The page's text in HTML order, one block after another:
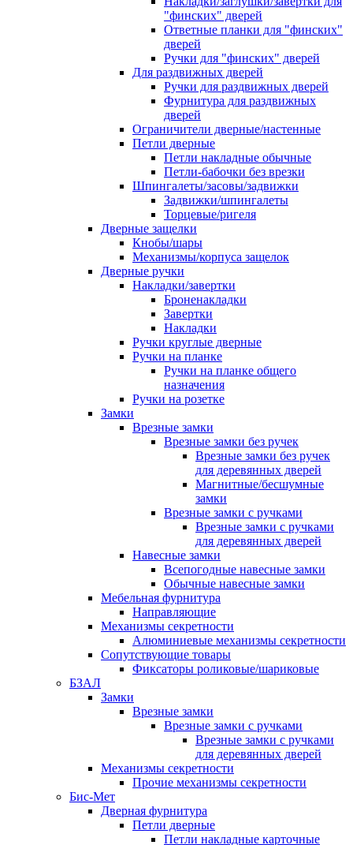
"финских" дверей
Ответные планки для "финских"
дверей
Ручки для "финских" дверей
Для раздвижных дверей
Ручки для раздвижных дверей
Фурнитура для раздвижных
дверей
Ограничители дверные/настенные
Петли дверные
Петли накладные обычные
Петли-бабочки без врезки
Шпингалеты/засовы/задвижки
Задвижки/шпингалеты
Торцевые/ригеля
Дверные защелки
Кнобы/шары
Механизмы/корпуса защелок
Дверные ручки
Накладки/завертки
Броненакладки
Завертки
Накладки
Ручки круглые дверные
Ручки на планке
Ручки на планке общего
назначения
Ручки на розетке
Замки
Врезные замки
Врезные замки без ручек
Врезные замки без ручек
для деревянных дверей
Магнитные/бесшумные
замки
Врезные замки с ручками
Врезные замки с ручками
для деревянных дверей
Навесные замки
Всепогодные навесные замки
Обычные навесные замки
Мебельная фурнитура
Направляющие
Механизмы секретности
Алюминиевые механизмы секретности
Сопутствующие товары
Фиксаторы роликовые/шариковые
БЗАЛ
Замки
Врезные замки
Врезные замки с ручками
Врезные замки с ручками
для деревянных дверей
Механизмы секретности
Прочие механизмы секретности
Бис-Мет
Дверная фурнитура
Петли дверные
Петли накладные карточные